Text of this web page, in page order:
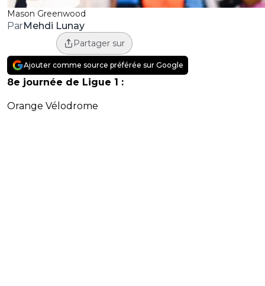
Mason Greenwood
ParMehdi Lunay
Partager sur
Ajouter comme source préférée sur Google
8e journée de Ligue 1 :
Orange Vélodrome